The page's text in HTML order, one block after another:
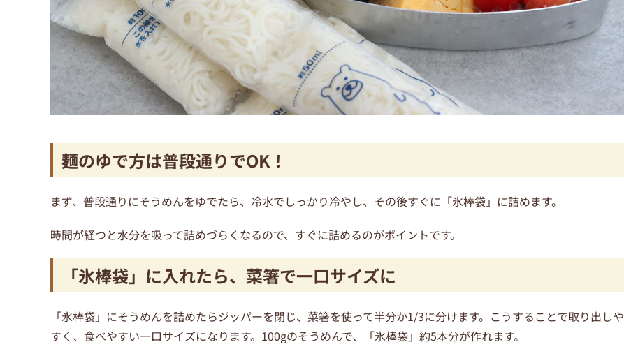
麺のゆで方は普段通りでOK！
まず、普段通りにそうめんをゆでたら、冷水でしっかり冷やし、その後すぐに「氷棒袋」に詰めます。
時間が経つと水分を吸って詰めづらくなるので、すぐに詰めるのがポイントです。
「氷棒袋」に入れたら、菜箸で一口サイズに
「氷棒袋」にそうめんを詰めたらジッパーを閉じ、菜箸を使って半分か1/3に分けます。こうすることで取り出しや
すく、食べやすい一口サイズになります。100gのそうめんで、「氷棒袋」約5本分が作れます。